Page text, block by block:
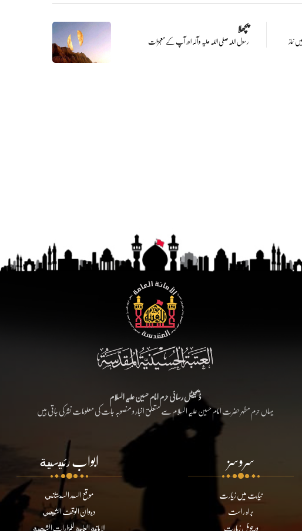
پچھلا
رسول اللہ صلی اللہ علیہ وآلہ اور آپ کے معجزات
ڈیجیٹل رسائی حرم امام حسین علیہ السلام
یہاں حرم مطہر حضرت امام حسین علیہ السلام سے متعلق اخبار و منصوبہ جات کی معلومات نشر کی جاتی ہیں
سروسز
نیابت میں زیارت
براہ راست
ابواب رئيسية
موقع السيد السيستاني
ديوان الوقف الشيعي